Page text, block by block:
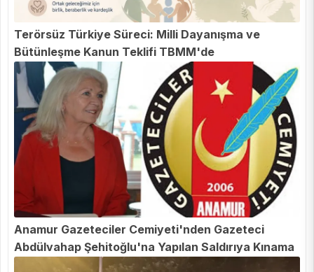
Terörsüz Türkiye Süreci: Milli Dayanışma ve
Bütünleşme Kanun Teklifi TBMM'de
Anamur Gazeteciler Cemiyeti'nden Gazeteci
Abdülvahap Şehitoğlu'na Yapılan Saldırıya Kınama